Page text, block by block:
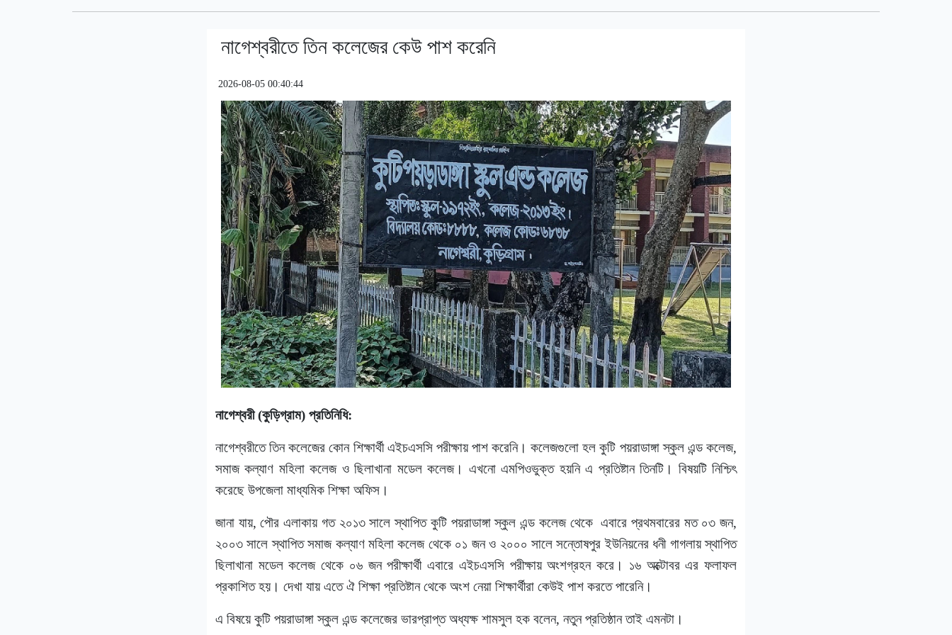
নাগেশ্বরীতে তিন কলেজের কেউ পাশ করেনি
2026-08-05 00:40:44
নাগেশ্বরী (কুড়িগ্রাম) প্রতিনিধি:
নাগেশ্বরীতে তিন কলেজের কোন শিক্ষার্থী এইচএসসি পরীক্ষায় পাশ করেনি। কলেজগুলো হল কুটি পয়রাডাঙ্গা স্কুল এন্ড কলেজ,
সমাজ কল্যাণ মহিলা কলেজ ও ছিলাখানা মডেল কলেজ। এখনো এমপিওভুক্ত হয়নি এ প্রতিষ্টান তিনটি। বিষয়টি নিশ্চিৎ
করেছে উপজেলা মাধ্যমিক শিক্ষা অফিস।
জানা যায়, পৌর এলাকায় গত ২০১৩ সালে স্থাপিত কুটি পয়রাডাঙ্গা স্কুল এন্ড কলেজ থেকে এবারে প্রথমবারের মত ০৩ জন,
২০০৩ সালে স্থাপিত সমাজ কল্যাণ মহিলা কলেজ থেকে ০১ জন ও ২০০০ সালে সন্তোষপুর ইউনিয়নের ধনী গাগলায় স্থাপিত
ছিলাখানা মডেল কলেজ থেকে ০৬ জন পরীক্ষার্থী এবারে এইচএসসি পরীক্ষায় অংশগ্রহন করে। ১৬ অক্টোবর এর ফলাফল
প্রকাশিত হয়। দেখা যায় এতে ঐ শিক্ষা প্রতিষ্টান থেকে অংশ নেয়া শিক্ষার্থীরা কেউই পাশ করতে পারেনি।
এ বিষয়ে কুটি পয়রাডাঙ্গা স্কুল এন্ড কলেজের ভারপ্রাপ্ত অধ্যক্ষ শামসুল হক বলেন, নতুন প্রতিষ্ঠান তাই এমনটা।